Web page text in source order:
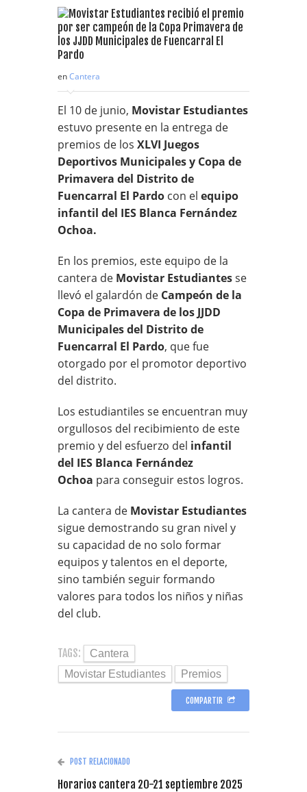
enCantera
El 10 de junio, Movistar Estudiantes
estuvo presente en la entrega de
premios de los XLVI Juegos
Deportivos Municipales y Copa de
Primavera del Distrito de
Fuencarral El Pardo con el equipo
infantil del IES Blanca Fernández
Ochoa.
En los premios, este equipo de la
cantera de Movistar Estudiantesse
llevó el galardón de Campeón de la
Copa de Primavera de los JJDD
Municipales del Distrito de
Fuencarral El Pardo, que fue
otorgado por el promotor deportivo
del distrito.
Los estudiantiles se encuentran muy
orgullosos del recibimiento de este
premio y del esfuerzo del infantil
del IES Blanca Fernández
Ochoa para conseguir estos logros.
La cantera de Movistar Estudiantes
sigue demostrando su gran nivel y
su capacidad de no solo formar
equipos y talentos en el deporte,
sino también seguir formando
valores para todos los niños y niñas
del club.
TAGS:
Cantera
Movistar Estudiantes
Premios
COMPARTIR
POST RELACIONADO
Horarios cantera 20-21 septiembre 2025